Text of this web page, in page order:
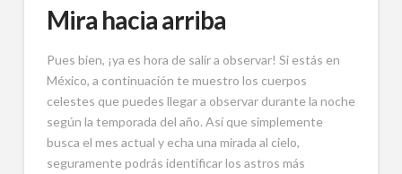
Mira hacia arriba
Pues bien, ¡ya es hora de salir a observar! Si estás en
México, a continuación te muestro los cuerpos
celestes que puedes llegar a observar durante la noche
según la temporada del año. Así que simplemente
busca el mes actual y echa una mirada al cielo,
seguramente podrás identificar los astros más